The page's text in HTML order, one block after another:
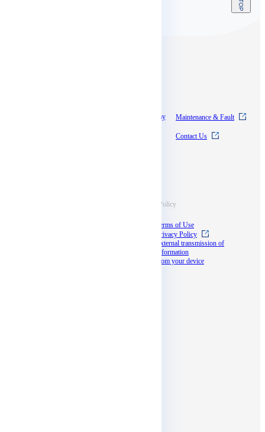
Experience SkyWay Maintenance & Fault
Contact Us
Terms & Policy
Terms of Use
Privacy Policy
External transmission of
information
from your device